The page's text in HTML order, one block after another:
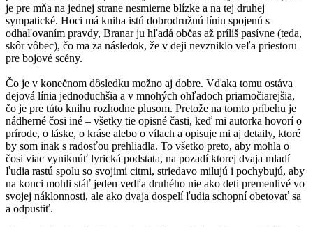
je pre mňa na jednej strane nesmierne blízke a na tej druhej
sympatické. Hoci má kniha istú dobrodružnú líniu spojenú s
odhaľovaním pravdy, Branar ju hľadá občas až príliš pasívne (teda,
skôr vôbec), čo ma za následok, že v deji nevzniklo veľa priestoru
pre bojové scény.
Čo je v konečnom dôsledku možno aj dobre. Vďaka tomu ostáva
dejová línia jednoduchšia a v mnohých ohľadoch priamočiarejšia,
čo je pre túto knihu rozhodne plusom. Pretože na tomto príbehu je
nádherné čosi iné – všetky tie opisné časti, keď mi autorka hovorí o
prírode, o láske, o kráse alebo o vílach a opisuje mi aj detaily, ktoré
by som inak s radosťou prehliadla. To všetko preto, aby mohla o
čosi viac vyniknúť lyrická podstata, na pozadí ktorej dvaja mladí
ľudia rastú spolu so svojimi citmi, striedavo milujú i pochybujú, aby
na konci mohli stáť jeden vedľa druhého nie ako deti premenlivé vo
svojej náklonnosti, ale ako dvaja dospelí ľudia schopní obetovať sa
a odpustiť.